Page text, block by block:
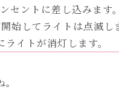
セントに差し込みます
始してライトは点滅し
イトが消灯します。